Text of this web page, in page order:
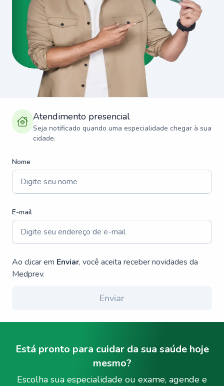
Atendimento presencial
Seja notificado quando uma especialidade chegar à sua
cidade.
Nome
E-mail
Ao clicar em Enviar, você aceita receber novidades da
Medprev.
Enviar
Está pronto para cuidar da sua saúde hoje
mesmo?
Escolha sua especialidade ou exame, agende e